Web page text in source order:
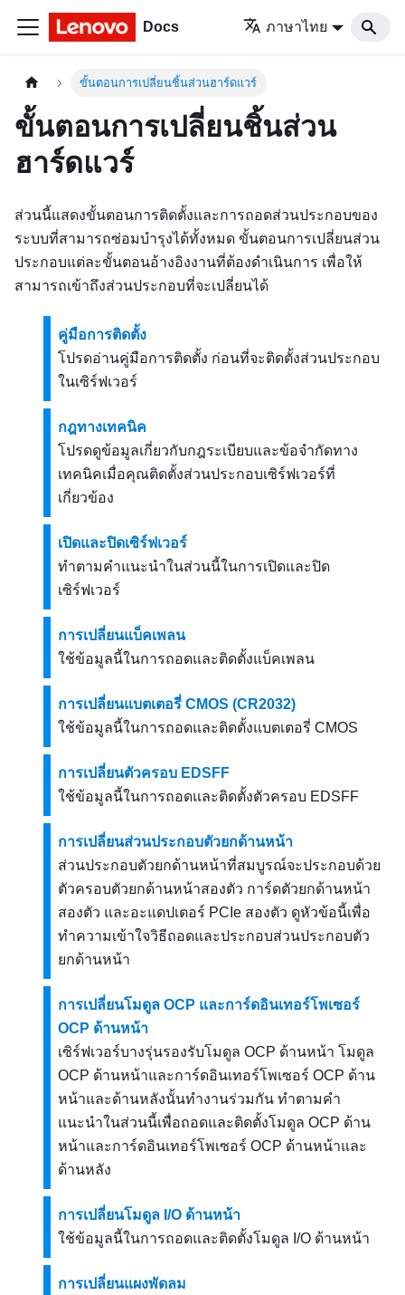
Docs ภาษาไทย
ขั้นตอนการเปลี่ยนชิ้นส่วนฮาร์ดแวร์
ขั้นตอนการเปลี่ยนชิ้นส่วน
ฮาร์ดแวร์
ส่วนนี้แสดงขั้นตอนการติดตั้งและการถอดส่วนประกอบของ
ระบบที่สามารถซ่อมบำรุงได้ทั้งหมด ขั้นตอนการเปลี่ยนส่วน
ประกอบแต่ละขั้นตอนอ้างอิงงานที่ต้องดำเนินการ เพื่อให้
สามารถเข้าถึงส่วนประกอบที่จะเปลี่ยนได้
คู่มือการติดตั้ง
โปรดอ่านคู่มือการติดตั้ง ก่อนที่จะติดตั้งส่วนประกอบ
ในเซิร์ฟเวอร์
กฎทางเทคนิค
โปรดดูข้อมูลเกี่ยวกับกฎระเบียบและข้อจำกัดทาง
เทคนิคเมื่อคุณติดตั้งส่วนประกอบเซิร์ฟเวอร์ที่
เกี่ยวข้อง
เปิดและปิดเซิร์ฟเวอร์
ทำตามคําแนะนําในส่วนนี้ในการเปิดและปิด
เซิร์ฟเวอร์
การเปลี่ยนแบ็คเพลน
ใช้ข้อมูลนี้ในการถอดและติดตั้งแบ็คเพลน
การเปลี่ยนแบตเตอรี่ CMOS (CR2032)
ใช้ข้อมูลนี้ในการถอดและติดตั้งแบตเตอรี่ CMOS
การเปลี่ยนตัวครอบ EDSFF
ใช้ข้อมูลนี้ในการถอดและติดตั้งตัวครอบ EDSFF
การเปลี่ยนส่วนประกอบตัวยกด้านหน้า
ส่วนประกอบตัวยกด้านหน้าที่สมบูรณ์จะประกอบด้วย
ตัวครอบตัวยกด้านหน้าสองตัว การ์ดตัวยกด้านหน้า
สองตัว และอะแดปเตอร์ PCIe สองตัว ดูหัวข้อนี้เพื่อ
ทำความเข้าใจวิธีถอดและประกอบส่วนประกอบตัว
ยกด้านหน้า
การเปลี่ยนโมดูล OCP และการ์ดอินเทอร์โพเซอร์
OCP ด้านหน้า
เซิร์ฟเวอร์บางรุ่นรองรับโมดูล OCP ด้านหน้า โมดูล
OCP ด้านหน้าและการ์ดอินเทอร์โพเซอร์ OCP ด้าน
หน้าและด้านหลังนั้นทำงานร่วมกัน ทำตามคำ
แนะนำในส่วนนี้เพื่อถอดและติดตั้งโมดูล OCP ด้าน
หน้าและการ์ดอินเทอร์โพเซอร์ OCP ด้านหน้าและ
ด้านหลัง
การเปลี่ยนโมดูล I/O ด้านหน้า
ใช้ข้อมูลนี้ในการถอดและติดตั้งโมดูล I/O ด้านหน้า
การเปลี่ยนแผงพัดลม